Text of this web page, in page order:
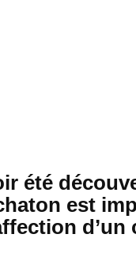
été
est
d’un